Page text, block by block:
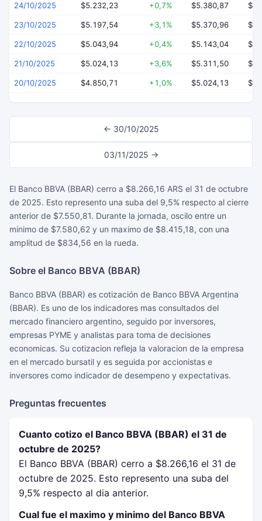
24/10/2025 $5.232,23 +0,7% $5.380,87
23/10/2025 $5.197,54 +3,1% $5.370,96
22/10/2025 $5.043,94 +0,4% $5.143,04
21/10/2025 $5.024,13 +3,6% $5.311,50
20/10/2025 $4.850,71 +1,0% $5.024,13
← 30/10/2025
03/11/2025 →
El Banco BBVA (BBAR) cerro a $8.266,16 ARS el 31 de octubre
de 2025. Esto represento una suba del 9,5% respecto al cierre
anterior de $7.550,81. Durante la jornada, oscilo entre un
minimo de $7.580,62 y un maximo de $8.415,18, con una
amplitud de $834,56 en la rueda.
Sobre el Banco BBVA (BBAR)
Banco BBVA (BBAR) es cotización de Banco BBVA Argentina
(BBAR). Es uno de los indicadores mas consultados del
mercado financiero argentino, seguido por inversores,
empresas PYME y analistas para toma de decisiones
economicas. Su cotizacion refleja la valoracion de la empresa
en el mercado bursatil y es seguida por accionistas e
inversores como indicador de desempeno y expectativas.
Preguntas frecuentes
Cuanto cotizo el Banco BBVA (BBAR) el 31 de
octubre de 2025?
El Banco BBVA (BBAR) cerro a $8.266,16 el 31 de
octubre de 2025. Esto represento una suba del
9,5% respecto al dia anterior.
Cual fue el maximo y minimo del Banco BBVA